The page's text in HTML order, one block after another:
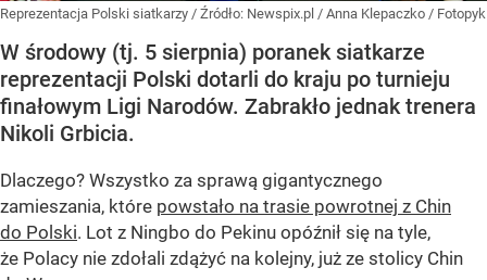
Reprezentacja Polski siatkarzy / Źródło: Newspix.pl / Anna Klepaczko / Fotopyk
W środowy (tj. 5 sierpnia) poranek siatkarze
reprezentacji Polski dotarli do kraju po turnieju
finałowym Ligi Narodów. Zabrakło jednak trenera
Nikoli Grbicia.
Dlaczego? Wszystko za sprawą gigantycznego
zamieszania, które powstało na trasie powrotnej z Chin
do Polski. Lot z Ningbo do Pekinu opóźnił się na tyle,
że Polacy nie zdołali zdążyć na kolejny, już ze stolicy Chin